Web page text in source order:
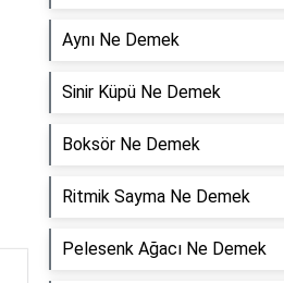
Aynı Ne Demek
Sinir Küpü Ne Demek
Boksör Ne Demek
Ritmik Sayma Ne Demek
Pelesenk Ağacı Ne Demek